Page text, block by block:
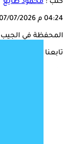
كتب : محمود طايع
04:24 م 07/2026
المحفظة في الجيب
تابعنا على